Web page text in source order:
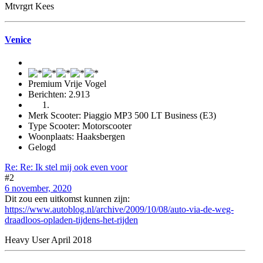
Mtvrgrt Kees
Venice
Premium Vrije Vogel
Berichten: 2.913
Merk Scooter: Piaggio MP3 500 LT Business (E3)
Type Scooter: Motorscooter
Woonplaats: Haaksbergen
Gelogd
Re: Re: Ik stel mij ook even voor
#2
6 november, 2020
Dit zou een uitkomst kunnen zijn:
https://www.autoblog.nl/archive/2009/10/08/auto-via-de-weg-
draadloos-opladen-tijdens-het-rijden
Heavy User April 2018